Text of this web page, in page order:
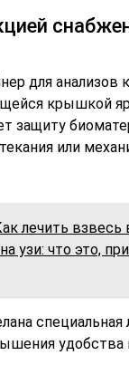
для анализов
крышкой
защиту
или
лечить
узи: что это,
специальная
удобства